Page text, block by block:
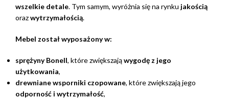
wszelkie detale. Tym samym, wyróżnia się na rynku jakością
orazwytrzymałością.
Mebel został wyposażony w:
sprężyny Bonell, które zwiększająwygodę z jego
użytkowania,
drewniane wsporniki czopowane, które zwiększają jego
odporność i wytrzymałość,